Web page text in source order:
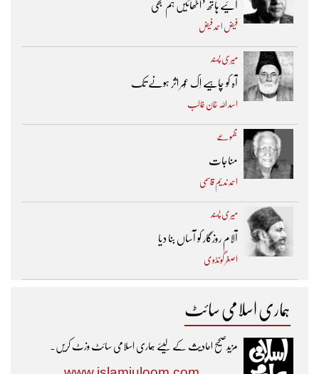
آئیے ہاتھ ’اٹھائیں ہم بھی
فیض احمد فیض
میری پسند
آہ کو چاہیے اِک عُمر اثر ہونے تک ​
اسد اللہ خان غالب
مجموعے
مناجات
احمد ندیم قاسمی
میری پسند
آلام روزگار کو آساں بنا دیا
اصغر گونڈوی
ہماری اسلامی سائٹ
مزیدصحیح احادیث کے لیئے ہماری اسلامی سائٹ وزٹ کریں۔